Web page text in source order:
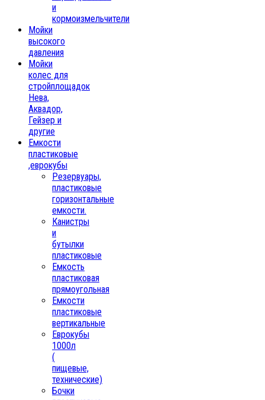
и
кормоизмельчители
Мойки
высокого
давления
Мойки
колес для
стройплощадок
Нева,
Аквадор,
Гейзер и
другие
Емкости
пластиковые
,еврокубы
Резервуары,
пластиковые
горизонтальные
емкости.
Канистры
и
бутылки
пластиковые
Емкость
пластиковая
прямоугольная
Емкости
пластиковые
вертикальные
Еврокубы
1000л
(
пищевые,
технические)
Бочки